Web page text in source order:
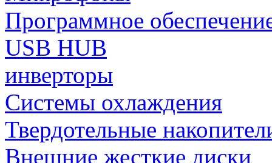
Программное
USB HUB
инверторы
Системы охлаждения
Твердотельные
Внешние жесткие диски